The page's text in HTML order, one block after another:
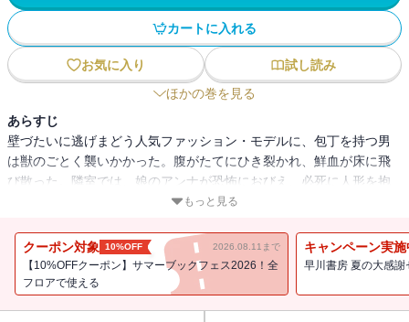
カートに入れる
お気に入り
試し読み
ほかの巻を見る
あらすじ
壁づたいに逃げまどう人気ファッション・モデルに、包丁を持つ男
は獣のごとく襲いかかった。腹がたてにひき裂かれ、鮮血が床に飛
び散った。隣室では、娘のアンナが恐怖におびえ、必死に人形を抱
きしめている・・・・・・犯人を追いつめたキャレラが罠に落ち、
もっと見る
クーポン対象 10%OFF 2026.08.11まで
【10%OFFクーポン】サマーブックフェス2026！全
フロアで使える
キャンペーン実施
早川書房 夏の大感謝